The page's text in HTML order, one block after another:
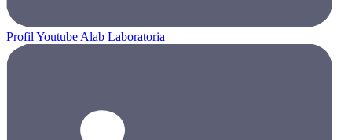
Profil Youtube Alab Laboratoria